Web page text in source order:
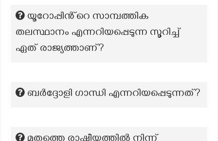
യൂറോപ്പിൻ്റെ സാമ്പത്തിക
തലസ്ഥാനം എന്നറിയപ്പെടുന്ന സൂറിച്ച്
ഏത് രാജ്യത്താണ്?
ബർദ്ദോളി ഗാന്ധി എന്നറിയപ്പെടുന്നത്?